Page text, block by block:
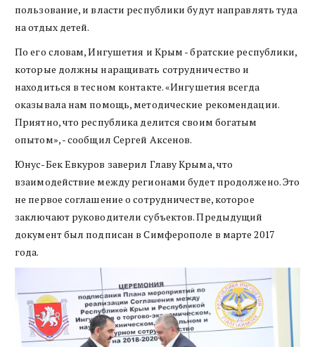
пользование, и власти республики будут направлять туда
на отдых детей.
По его словам, Ингушетия и Крым - братские республики,
которые должны наращивать сотрудничество и
находиться в тесном контакте. «Ингушетия всегда
оказывала нам помощь, методические рекомендации.
Приятно, что республика делится своим богатым
опытом», - сообщил Сергей Аксенов.
Юнус-Бек Евкуров заверил Главу Крыма, что
взаимодействие между регионами будет продолжено. Это
не первое соглашение о сотрудничестве, которое
заключают руководители субъектов. Предыдущий
документ был подписан в Симферополе в марте 2017
года.